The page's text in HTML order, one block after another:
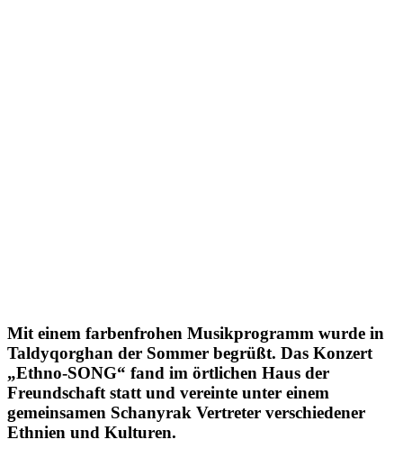
Mit einem farbenfrohen Musikprogramm wurde in
Taldyqorghan der Sommer begrüßt. Das Konzert
„Ethno-SONG“ fand im örtlichen Haus der
Freundschaft statt und vereinte unter einem
gemeinsamen Schanyrak Vertreter verschiedener
Ethnien und Kulturen.